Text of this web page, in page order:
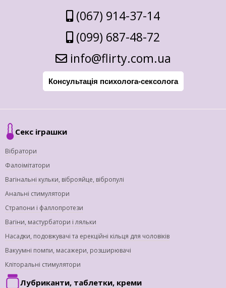
(067) 914-37-14
(099) 687-48-72
info@flirty.com.ua
Консультація психолога-сексолога
Секс іграшки
Вібратори
Фалоімітатори
Вагінальні кульки, віброяйце, вібропулі
Анальні стимулятори
Страпони і фаллопротези
Вагіни, мастурбатори і ляльки
Насадки, подовжувачі та ерекційні кільця для чоловіків
Вакуумні помпи, масажери, розширювачі
Кліторальні стимулятори
Лубриканти, таблетки, креми